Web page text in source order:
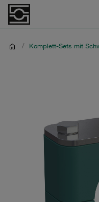
/ Komplett-Sets mit